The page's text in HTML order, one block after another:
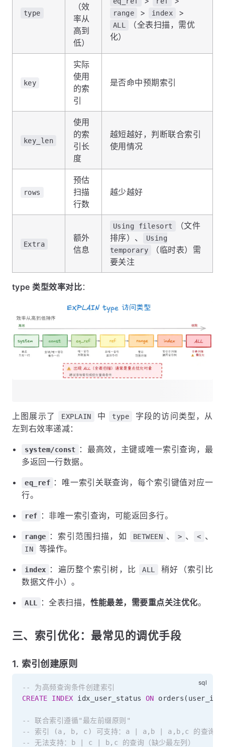
type
（效
率从
高到
低）
range > index >
ALL
（全表扫描，需优
化）
key
实际
使用
的索
引
是否命中预期索引
key_len
使用
的索
引长
度
越短越好，判断联合索引
使用情况
rows
预估
扫描
行数
越少越好
Extra
额外
信息
Using filesort
（文件
排序）、
Using
temporary
（临时表）需
要关注
type 类型效率对比：
上图展示了 EXPLAIN 中 type
字段的访问类型，从
左到右效率递减：
system/const
：最高效，主键或唯一索引查询，最
多返回一行数据。
eq_ref ：唯一索引关联查询，每个索引键值对应一
行。
ref ：非唯一索引查询，可能返回多行。
range ：索引范围扫描，如 BETWEEN 、 > 、 < 、
IN 等操作。
index ：遍历整个索引树，比 ALL
稍好（索引比
数据文件小）。
ALL ：全表扫描， 性能最差，需要重点关注优化。
三、索引优化：最常见的调优手段
1. 索引创建原则
-- 为高频查询条件创建索引
CREATE
INDEX idx_user_status ON orders ( user_id
-- 联合索引遵循"最左前缀原则"
-- 索引 (a, b, c) 可支持：a | a,b | a,b,c 的查询
-- 无法支持：b | c | b,c 的查询（缺少最左列）